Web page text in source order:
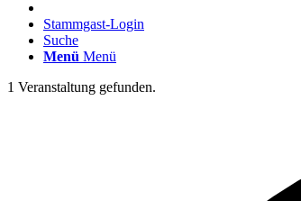
Stammgast-Login
Suche
Menü Menü
1 Veranstaltung gefunden.